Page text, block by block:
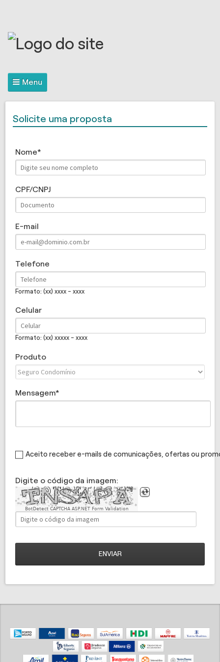
Menu
Solicite uma proposta
Nome
CPF/CNPJ
E-mail
Telefone
Formato: (xx) xxxx - xxxx
Celular
Formato: (xx) xxxxx - xxxx
Produto
Mensagem
Aceito receber e-mails de comunicações, ofertas ou
Digite o código da imagem:
BotDetect CAPTCHA ASP.NET Form Validation
ENVIAR